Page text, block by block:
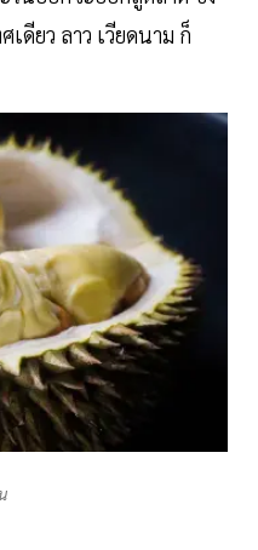
ดียว ลาว เวียดนาม ก็